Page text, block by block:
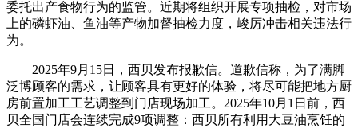
委托出产食物行为的监管。近期将组织开展专项抽检，对市场
上的磷虾油、鱼油等产物加督抽检力度，峻厉冲击相关违法行
为。
2025年9月15日，西贝发布报歉信。道歉信称，为了满脚
泛博顾客的需求，让顾客具有更好的体验，将尽可能把地方厨
房前置加工工艺调整到门店现场加工。2025年10月1日前，西
贝全国门店会连续完成9项调整：西贝所有利用大豆油烹饪的